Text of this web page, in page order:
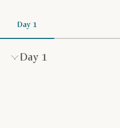
Day 1
Day 1